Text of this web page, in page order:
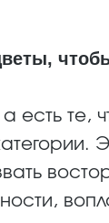
есть